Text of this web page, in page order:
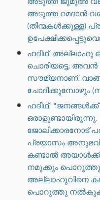
അടുത്ത റമദാൻ
(തിന്മകൾക്കുള്ള)
ഹദീഥ്: അല്ലാഹു
ചൊരിയട്ടെ; അവൻ
സൗമ്യനാണ്.
ചോദിക്കുമ്പോഴും
ഹദീഥ്:
ജോലിക്കാരനോട്
പ്രയാസം
കണ്ടാൽ
നമുക്കും പൊറുത്തു
അല്ലാഹുവിനെ
പൊറുത്തു